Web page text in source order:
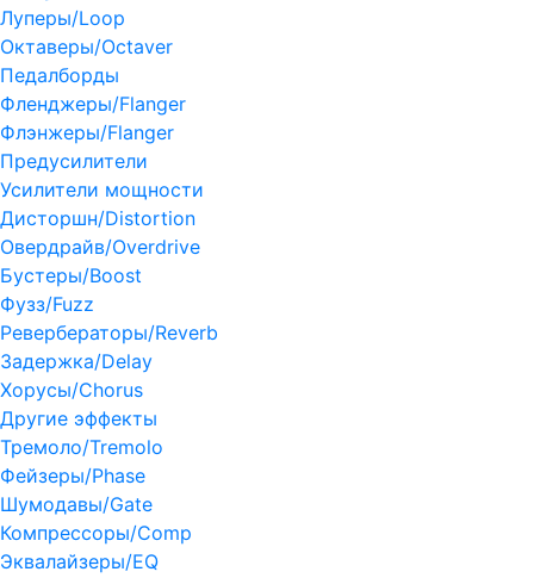
Луперы/Loop
Октаверы/Octaver
Педалборды
Фленджеры/Flanger
Флэнжеры/Flanger
Предусилители
Усилители мощности
Дисторшн/Distortion
Овердрайв/Overdrive
Бустеры/Boost
Фузз/Fuzz
Ревербераторы/Reverb
Задержка/Delay
Хорусы/Chorus
Другие эффекты
Тремоло/Tremolo
Фейзеры/Phase
Шумодавы/Gate
Компрессоры/Comp
Эквалайзеры/EQ